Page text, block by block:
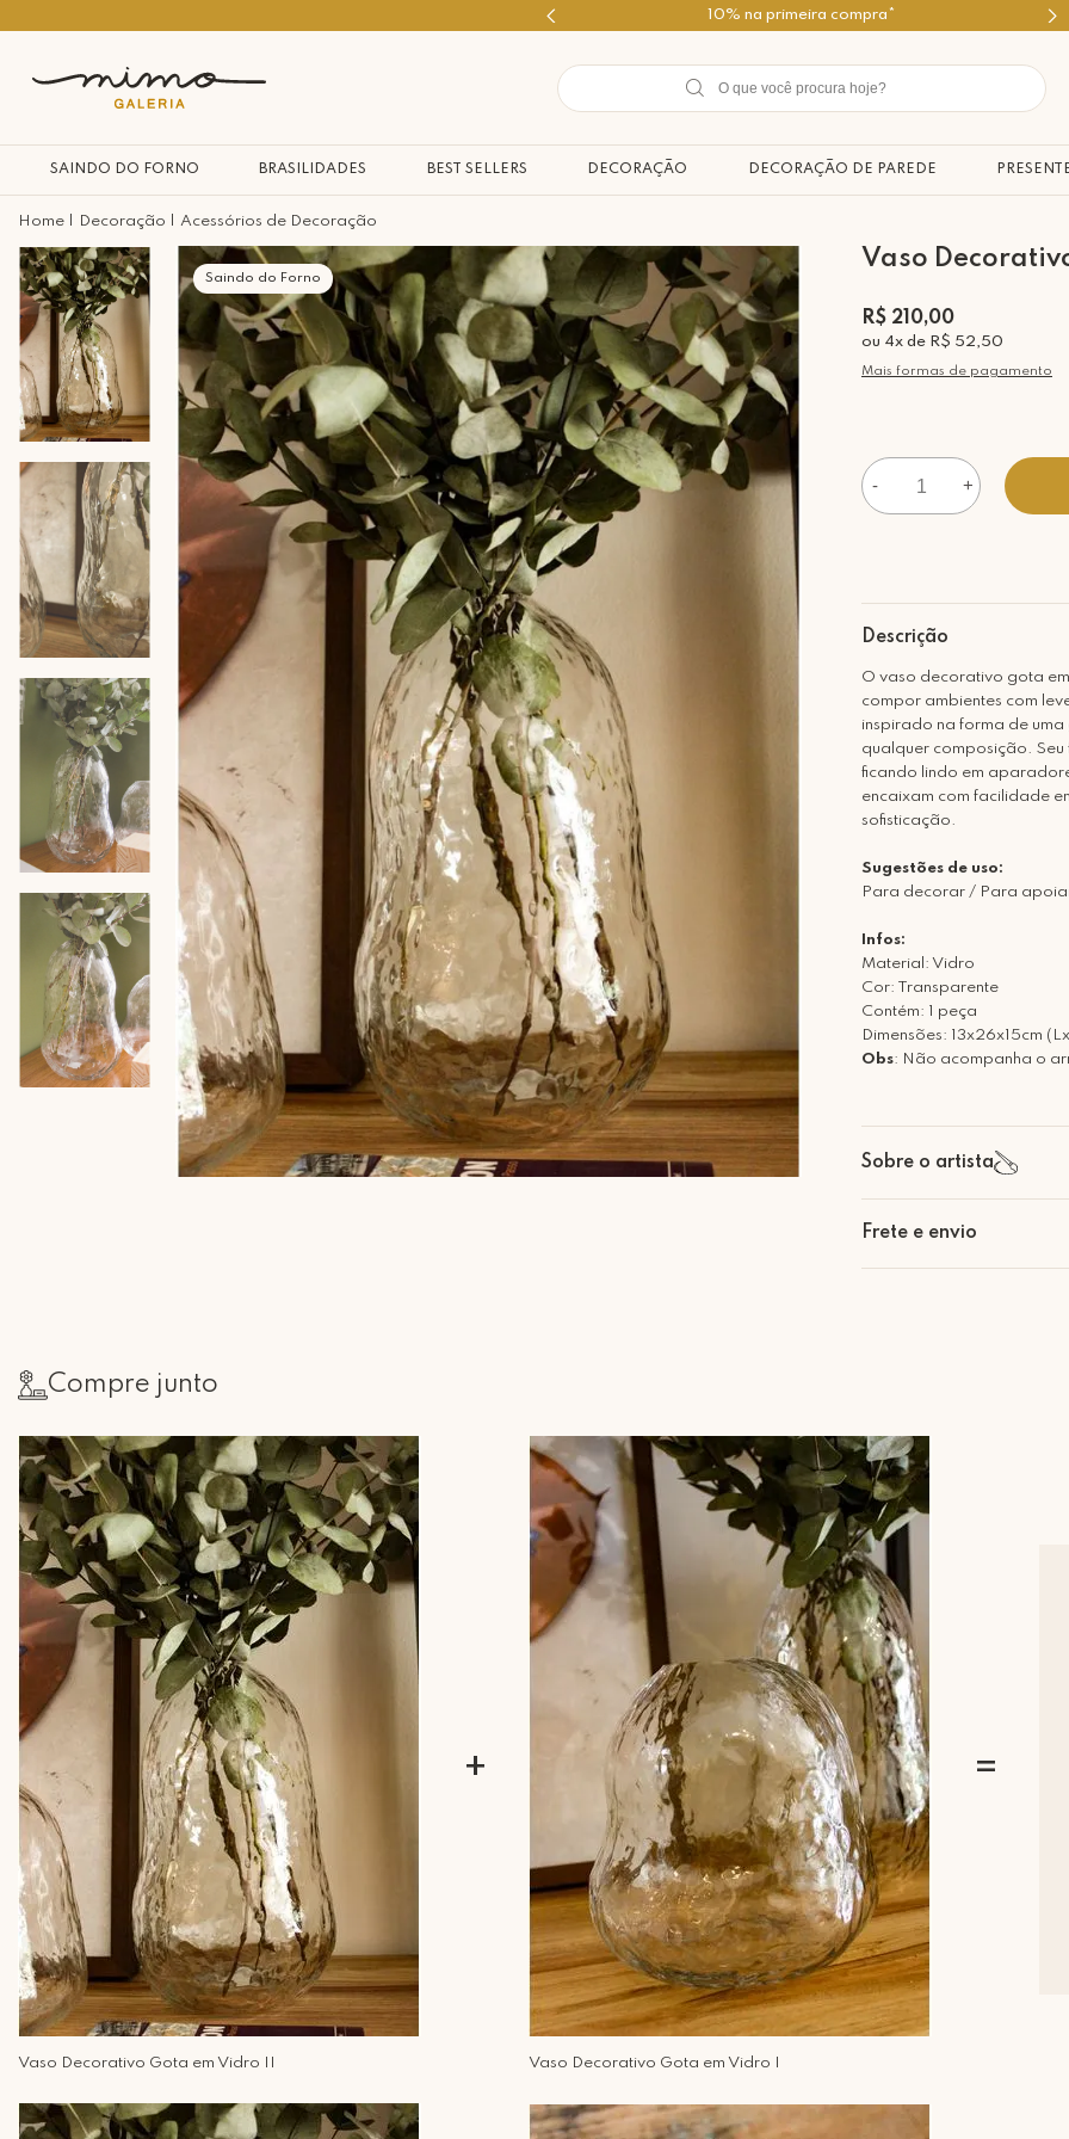
Use o cupom PRIMEIROMIMO
SAINDO DO FORNO BRASILIDADES BEST SELLERS DECORAÇÃO DECORAÇÃO DE PAREDE
Decoração Acessórios de Decoração
Saindo do Forno
Vaso
R$ 210,00
ou 4x de R$ 52,50
Mais formas de pagamento
- +
Descrição
O vaso decorativo gota
compor ambientes com
inspirado na forma de
qualquer composição.
ficando lindo em
encaixam com facilidade
sofisticação.
Sugestões de uso:
Para decorar / Para
Infos:
Material: Vidro
Cor: Transparente
Contém: 1 peça
Dimensões: 13x26x15cm
Obs: Não acompanha o
Sobre o artista
Frete e envio
Retire Grátis
Que tal agendar um horário?
Rua Regente Feijó, 1048 -
Compre junto
Vaso Decorativo Gota em Vidro II
+
Vaso Decorativo Gota em Vidro I
=